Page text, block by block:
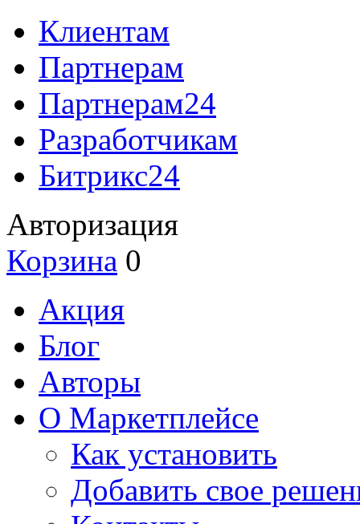
Клиентам
Партнерам
Партнерам24
Разработчикам
Битрикс24
Авторизация
Корзина 0
Акция
Блог
Авторы
О Маркетплейсе
Как установить
Добавить свое